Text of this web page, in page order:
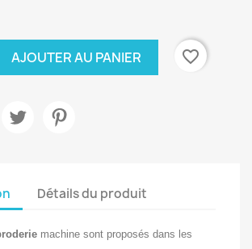
AJOUTER AU PANIER favorite_border
Détails du produit
machine sont proposés dans les